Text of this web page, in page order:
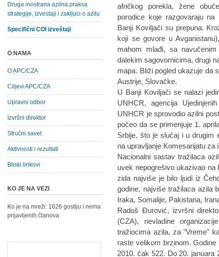
afričkog porekla, žene
porodice koje razgovaraju
Banji Koviljači su prepuna.
koji se govore u
mahom mlađi, sa
dalekim sagovornicima, drugi
mapa. Bliži pogled ukazuje da
Austrije, Slovačke.
U Banji Koviljači se nalazi
UNHCR, agencija
UNHCR je sprovodio azilni
počeo da se primenjuje 1.
Srbije, što je slučaj i u drugim
na upravljanje Komesarijatu za
Nacionalni sastav tražilaca
uvek nepogrešivo ukazivao
zida najviše je bilo ljudi iz
godine, najviše tražilaca azila
Iraka, Somalije, Pakistana,
Radoš Đurović, izvršni
(CZA), nevladine
tražiocima azila, za "Vreme"
raste velikom brzinom.
2010. čak 522. Do 20. januara
Druga inostrana azilna praksa
strategije, izvestaji i zakljuci o azilu
Specifični COI izveštaji
O NAMA
O APC/CZA
Ciljevi APC/CZA
Upravni odbor
Izvršni direktor
Stručni savet
Aktivnosti i rezultati
Bliski linkovi
KO JE NA VEZI
Ko je na mreži: 1626 gostiju i nema
prijavljenih članova